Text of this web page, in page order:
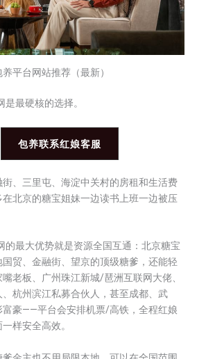
平台网站推荐（最新）
最硬核的选择。
包养联系红娘客服
、三里屯、海淀中关村的房租和生活费
在北京的糖宝姐妹一边读书上班一边被压
的最大优势就是资源全国互通：北京糖宝
贸、金融街、望京的顶级糖爹，还能轻
老板、广州珠江新城/琶洲互联网大佬、
杭州滨江私募合伙人，甚至成都、武
富豪——平台会安排机票/高铁，全程红娘
样安全高效。